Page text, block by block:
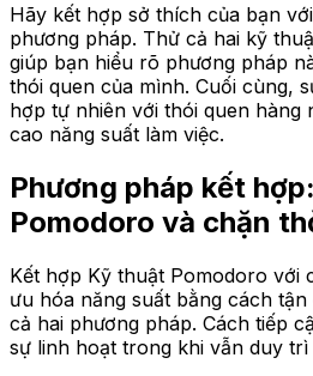
Hãy kết hợp sở thích của bạn
phương pháp. Thử cả hai kỹ
giúp bạn hiểu rõ phương pháp
thói quen của mình. Cuối cùng,
hợp tự nhiên với thói quen hàng
cao năng suất làm việc.
Phương pháp kết
Pomodoro và chặn
Kết hợp Kỹ thuật Pomodoro với
ưu hóa năng suất bằng cách
cả hai phương pháp. Cách tiếp
sự linh hoạt trong khi vẫn duy